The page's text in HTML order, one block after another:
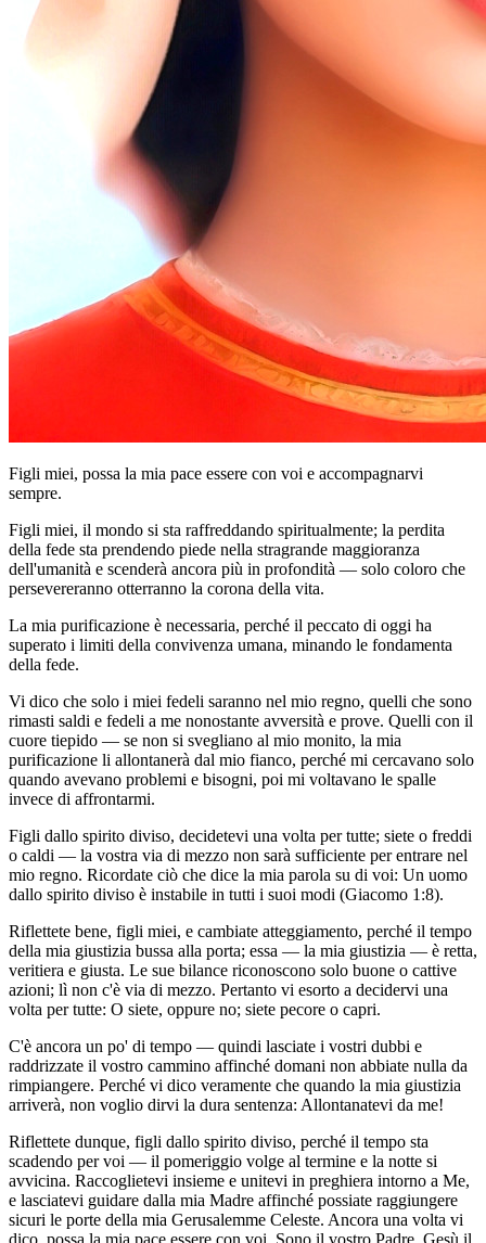
Figli miei, possa la mia pace essere con voi e accompagnarvi
sempre.
Figli miei, il mondo si sta raffreddando spiritualmente; la perdita
della fede sta prendendo piede nella stragrande maggioranza
dell'umanità e scenderà ancora più in profondità — solo coloro che
persevereranno otterranno la corona della vita.
La mia purificazione è necessaria, perché il peccato di oggi ha
superato i limiti della convivenza umana, minando le fondamenta
della fede.
Vi dico che solo i miei fedeli saranno nel mio regno, quelli che sono
rimasti saldi e fedeli a me nonostante avversità e prove. Quelli con il
cuore tiepido — se non si svegliano al mio monito, la mia
purificazione li allontanerà dal mio fianco, perché mi cercavano solo
quando avevano problemi e bisogni, poi mi voltavano le spalle
invece di affrontarmi.
Figli dallo spirito diviso, decidetevi una volta per tutte; siete o freddi
o caldi — la vostra via di mezzo non sarà sufficiente per entrare nel
mio regno. Ricordate ciò che dice la mia parola su di voi: Un uomo
dallo spirito diviso è instabile in tutti i suoi modi (Giacomo 1:8).
Riflettete bene, figli miei, e cambiate atteggiamento, perché il tempo
della mia giustizia bussa alla porta; essa — la mia giustizia — è retta,
veritiera e giusta. Le sue bilance riconoscono solo buone o cattive
azioni; lì non c'è via di mezzo. Pertanto vi esorto a decidervi una
volta per tutte: O siete, oppure no; siete pecore o capri.
C'è ancora un po' di tempo — quindi lasciate i vostri dubbi e
raddrizzate il vostro cammino affinché domani non abbiate nulla da
rimpiangere. Perché vi dico veramente che quando la mia giustizia
arriverà, non voglio dirvi la dura sentenza: Allontanatevi da me!
Riflettete dunque, figli dallo spirito diviso, perché il tempo sta
scadendo per voi — il pomeriggio volge al termine e la notte si
avvicina. Raccoglietevi insieme e unitevi in preghiera intorno a Me,
e lasciatevi guidare dalla mia Madre affinché possiate raggiungere
sicuri le porte della mia Gerusalemme Celeste. Ancora una volta vi
dico, possa la mia pace essere con voi. Sono il vostro Padre, Gesù il